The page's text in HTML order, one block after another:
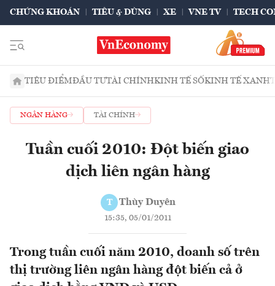
CHỨNG KHOÁN TIÊU & DÙNG XE VNE TV TECH
TIÊU ĐIỂMĐẦU TƯTÀI CHÍNHKINH TẾ SỐKINH TẾ XANH
NGÂN HÀNG TÀI CHÍNH
Tuần cuối 2010: Đột biến giao
dịch liên ngân hàng
T Thùy Duyên
15:35, 05/01/2011
Trong tuần cuối năm 2010, doanh số trên
thị trường liên ngân hàng đột biến cả ở